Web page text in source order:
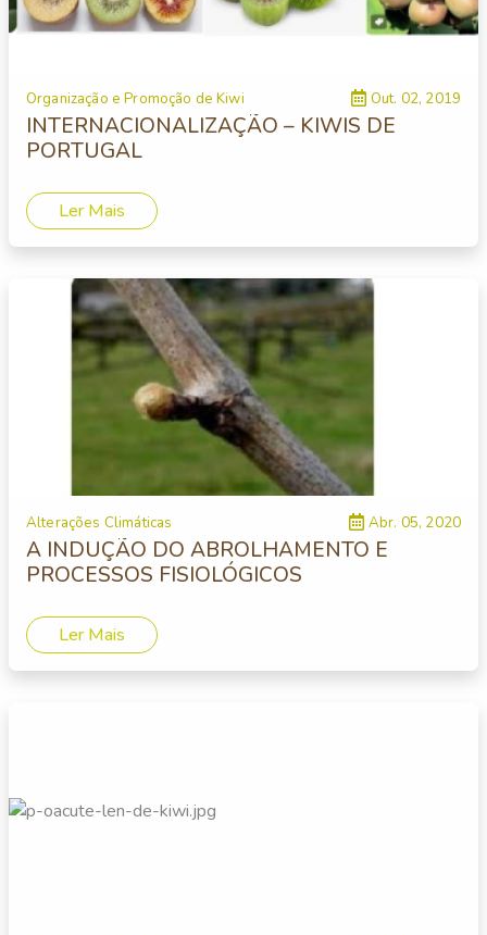
Organização e Promoção de Kiwi Out. 02, 2019
INTERNACIONALIZAÇÃO – KIWIS DE
PORTUGAL
Ler Mais
Alterações Climáticas Abr. 05, 2020
A INDUÇÃO DO ABROLHAMENTO E
PROCESSOS FISIOLÓGICOS
Ler Mais